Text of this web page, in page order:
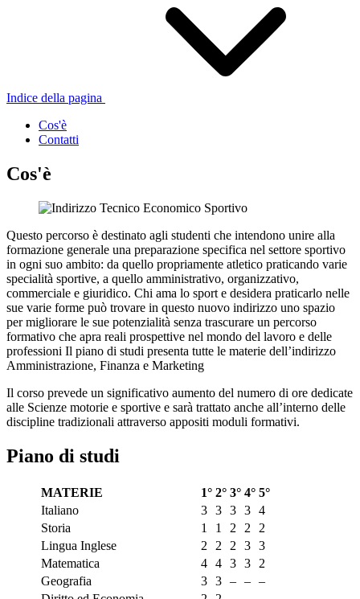
Indice della pagina
Cos'è
Contatti
Cos'è
Questo percorso è destinato agli studenti che intendono unire alla
formazione generale una preparazione specifica nel settore sportivo
in ogni suo ambito: da quello propriamente atletico praticando varie
specialità sportive, a quello amministrativo, organizzativo,
commerciale e giuridico. Chi ama lo sport e desidera praticarlo nelle
sue varie forme può trovare in questo nuovo indirizzo uno spazio
per migliorare le sue potenzialità senza trascurare un percorso
formativo che apra reali prospettive nel mondo del lavoro e delle
professioni Il piano di studi presenta tutte le materie dell’indirizzo
Amministrazione, Finanza e Marketing
Il corso prevede un significativo aumento del numero di ore dedicate
alle Scienze motorie e sportive e sarà trattato anche all’interno delle
discipline tradizionali attraverso appositi moduli formativi.
Piano di studi
MATERIE 1° 2° 3° 4° 5°
Italiano
3 3 3 3 4
Storia
1 1 2 2
2
Lingua Inglese
2 2 2 3 3
Matematica
4 4 3 3
2
Geografia
3 3 – – –